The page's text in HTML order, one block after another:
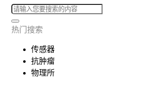
热门搜索
传感器
抗肿瘤
物理所